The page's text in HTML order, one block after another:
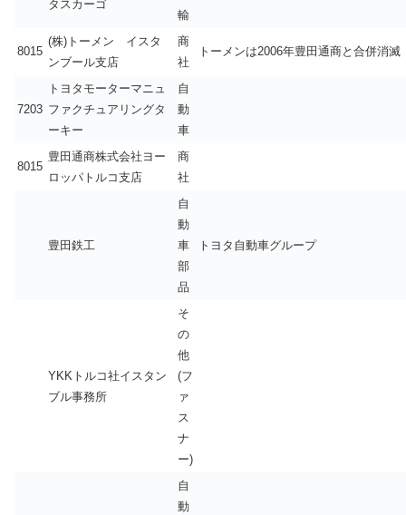
タスカーゴ
輸
8015
(株)トーメン イスタ
ンブール支店
商
社
トーメンは2006年豊田通商と合併消滅
7203
トヨタモーターマニュ
ファクチュアリングタ
ーキー
自
動
車
8015
豊田通商株式会社ヨー
ロッパトルコ支店
商
社
豊田鉄工
自
動
車
部
品
トヨタ自動車グループ
YKKトルコ社イスタン
ブル事務所
そ
の
他
(フ
ァ
ス
ナ
ー)
自
動